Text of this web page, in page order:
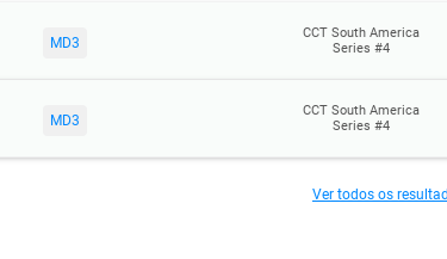
MD3
CCT South America
Series #4
MD3
CCT South America
Series #4
Ver todos os